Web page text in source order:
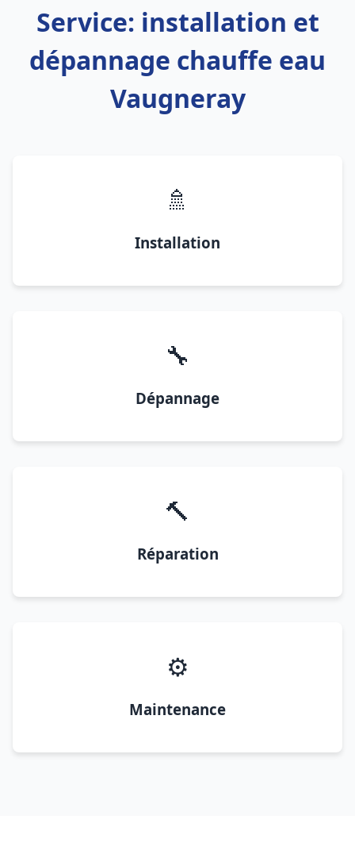
Service: installation et
dépannage chauffe eau
Vaugneray
🚿
Installation
🔧
Dépannage
🔨
Réparation
⚙️
Maintenance